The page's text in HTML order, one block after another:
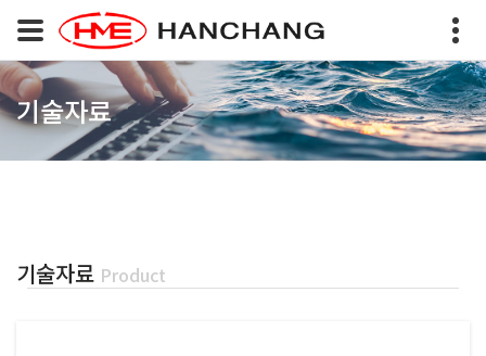
기술자료
기술자료 Product